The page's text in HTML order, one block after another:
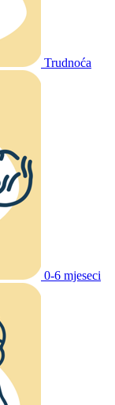
Trudnoća
0-6 mjeseci